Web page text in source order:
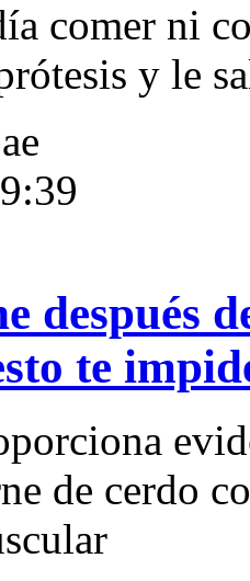
comer ni
y le
después
te
de cerdo